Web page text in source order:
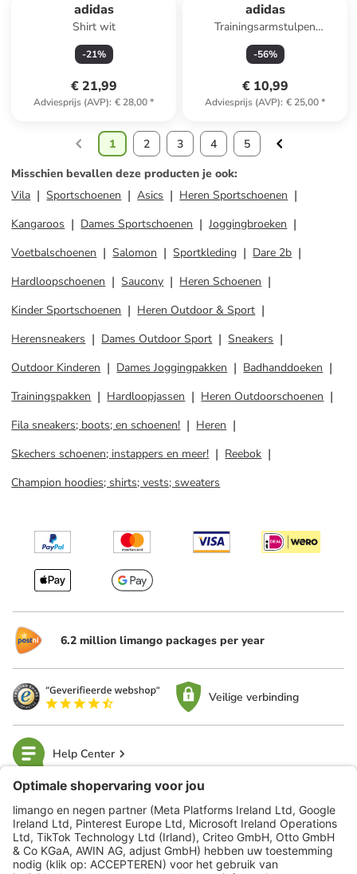
adidas
Shirt wit
-21%
€ 21,99
Adviesprijs (AVP): € 28,00*
adidas
Trainingsarmstulpen
"Aeroready" roze
-56%
€ 10,99
Adviesprijs (AVP): € 25,00*
1 2 3 4
5
Misschien bevallen deze producten je ook:
Vila
Sportschoenen Asics
Heren Sportschoenen
Kangaroos
Dames Sportschoenen
Joggingbroeken
Voetbalschoenen
Salomon Sportkleding
Dare 2b
Hardloopschoenen
Saucony
Heren Schoenen
Kinder Sportschoenen
Heren Outdoor & Sport
Herensneakers
Dames Outdoor Sport
Sneakers
Outdoor Kinderen
Dames Joggingpakken
Badhanddoeken
Trainingspakken
Hardloopjassen
Heren Outdoorschoenen
Fila sneakers; boots; en schoenen!
Heren
Skechers schoenen; instappers en meer!
Reebok
Champion hoodies; shirts; vests; sweaters
6.2 million limango packages per year
Veilige verbinding
Help Center
limango
Veilig winkelen